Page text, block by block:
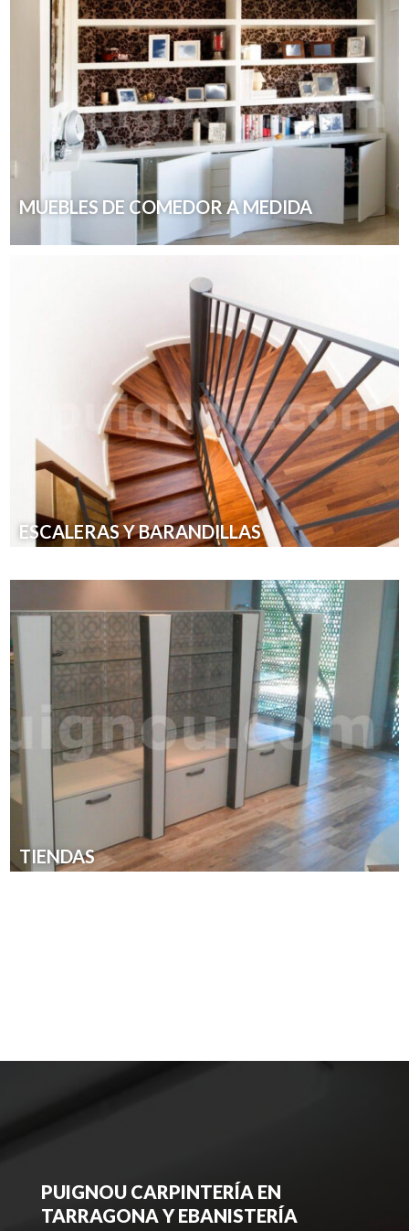
MUEBLES DE COMEDOR A MEDIDA
ESCALERAS Y BARANDILLAS
TIENDAS
PUIGNOU CARPINTERÍA EN
TARRAGONA Y EBANISTERÍA